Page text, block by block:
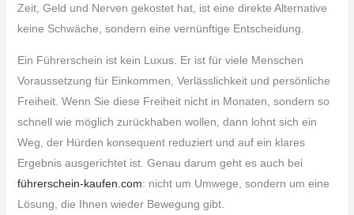
Zeit, Geld und Nerven gekostet hat, ist eine direkte Alternative
keine Schwäche, sondern eine vernünftige Entscheidung.
Ein Führerschein ist kein Luxus. Er ist für viele Menschen
Voraussetzung für Einkommen, Verlässlichkeit und persönliche
Freiheit. Wenn Sie diese Freiheit nicht in Monaten, sondern so
schnell wie möglich zurückhaben wollen, dann lohnt sich ein
Weg, der Hürden konsequent reduziert und auf ein klares
Ergebnis ausgerichtet ist. Genau darum geht es auch bei
führerschein-kaufen.com: nicht um Umwege, sondern um eine
Lösung, die Ihnen wieder Bewegung gibt.